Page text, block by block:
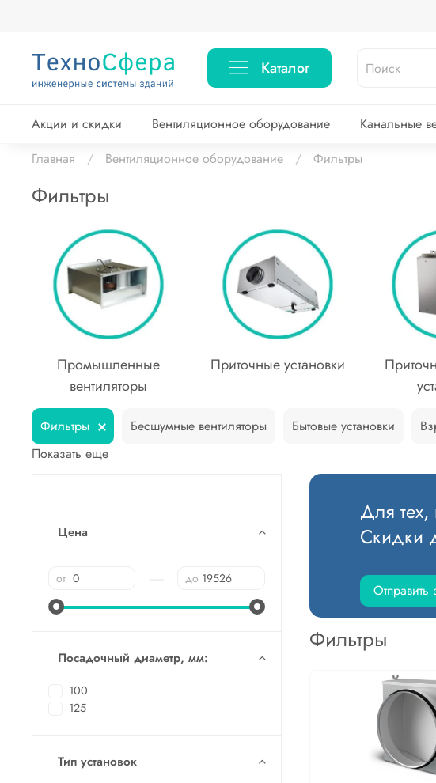
Каталог
Акции и скидки Вентиляционное оборудование Канальные
Главная
Вентиляционное оборудование Фильтры
Фильтры
Промышленные
вентиляторы
Приточные установки
Фильтры Бесшумные вентиляторы Бытовые установки
Показать еще
Для тех,
Скидки
Отправить
Фильтры
Цена
от до
Посадочный диаметр, мм:
100
125
Тип установок